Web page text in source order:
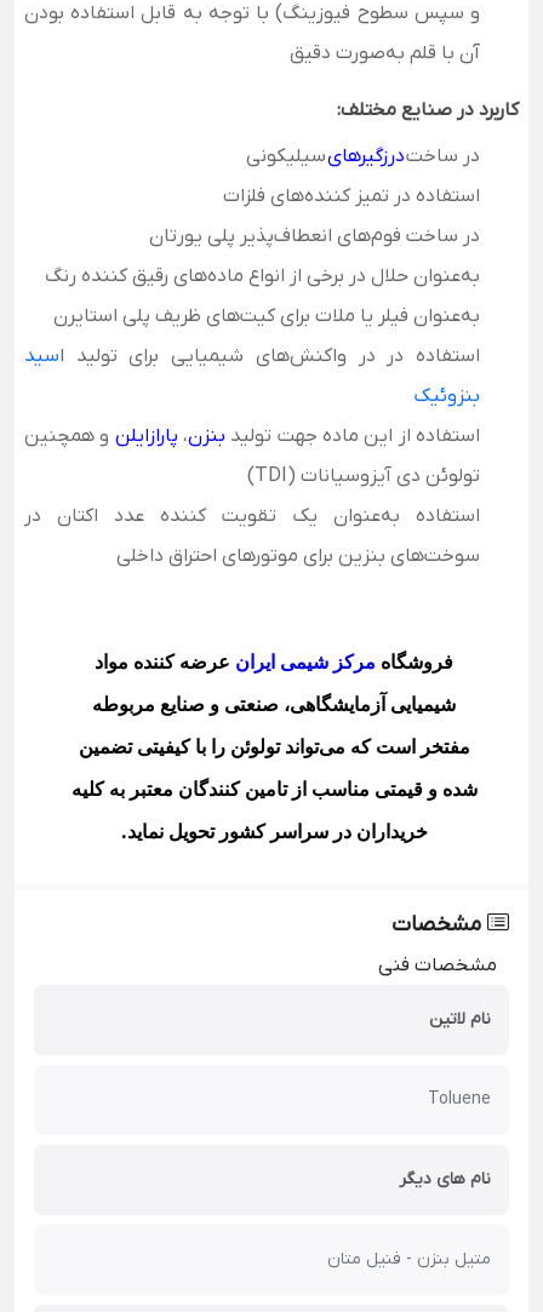
و سپس سطوح فیوزینگ) با توجه به قابل استفاده بودن
آن با قلم به‌صورت دقیق
کاربرد در صنایع مختلف:
در ساختدرزگیرهایسیلیکونی
استفاده در تمیز کننده‌های فلزات
در ساخت فوم‌های انعطاف‌پذیر پلی یورتان
به‌عنوان حلال در برخی از انواع ماده‌های رقیق کننده رنگ
به‌عنوان فیلر یا ملات برای کیت‌های ظریف پلی استایرن
استفاده در در واکنش‌های شیمیایی برای تولید اسید
بنزوئیک
استفاده از این ماده جهت تولید بنزن، پارازایلن و همچنین
تولوئن دی آیزوسیانات (TDI)
استفاده به‌عنوان یک تقویت کننده عدد اکتان در
سوخت‌های بنزین برای موتورهای احتراق داخلی
فروشگاه مرکز شیمی ایران عرضه کننده مواد
شیمیایی آزمایشگاهی، صنعتی و صنایع مربوطه
مفتخر است که می‌تواند تولوئن را با کیفیتی تضمین
شده و قیمتی مناسب از تامین کنندگان معتبر به کلیه
خریداران در سراسر کشور تحویل نماید.
مشخصات
مشخصات فنی
نام لاتین
Toluene
نام های دیگر
متیل بنزن - فنیل متان